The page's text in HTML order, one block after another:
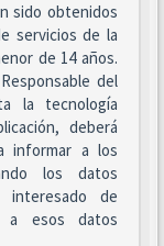
sido obtenidos
servicios de la
de 14 años.
del
la tecnología
deberá
informar a los
los datos
de
a esos datos